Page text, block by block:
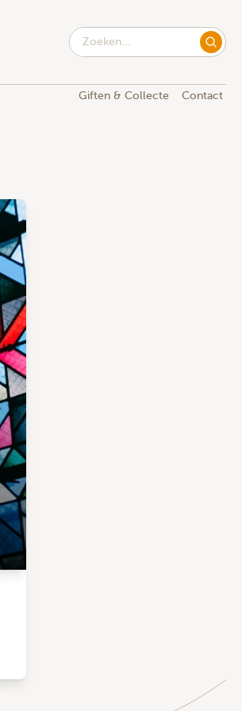
Giften & Collecte Contact